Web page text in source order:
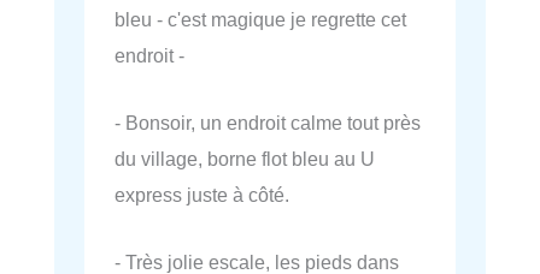
bleu - c'est magique je regrette cet
endroit -
- Bonsoir, un endroit calme tout près
du village, borne flot bleu au U
express juste à côté.
- Très jolie escale, les pieds dans